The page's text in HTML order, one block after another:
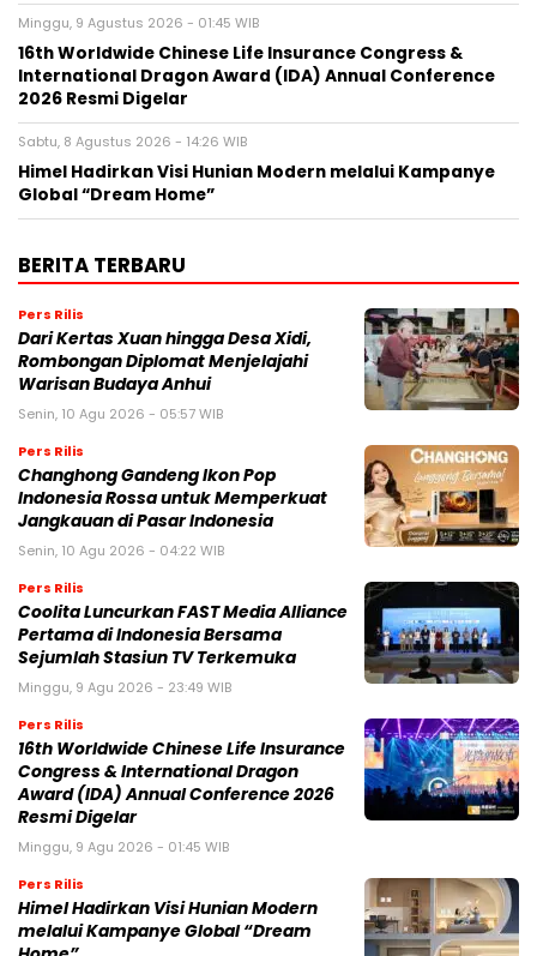
Minggu, 9 Agustus 2026 - 01:45 WIB
16th Worldwide Chinese Life Insurance Congress &
International Dragon Award (IDA) Annual Conference
2026 Resmi Digelar
Sabtu, 8 Agustus 2026 - 14:26 WIB
Himel Hadirkan Visi Hunian Modern melalui Kampanye
Global “Dream Home”
BERITA TERBARU
Pers Rilis
Dari Kertas Xuan hingga Desa Xidi,
Rombongan Diplomat Menjelajahi
Warisan Budaya Anhui
Senin, 10 Agu 2026 - 05:57 WIB
Pers Rilis
Changhong Gandeng Ikon Pop
Indonesia Rossa untuk Memperkuat
Jangkauan di Pasar Indonesia
Senin, 10 Agu 2026 - 04:22 WIB
Pers Rilis
Coolita Luncurkan FAST Media Alliance
Pertama di Indonesia Bersama
Sejumlah Stasiun TV Terkemuka
Minggu, 9 Agu 2026 - 23:49 WIB
Pers Rilis
16th Worldwide Chinese Life Insurance
Congress & International Dragon
Award (IDA) Annual Conference 2026
Resmi Digelar
Minggu, 9 Agu 2026 - 01:45 WIB
Pers Rilis
Himel Hadirkan Visi Hunian Modern
melalui Kampanye Global “Dream